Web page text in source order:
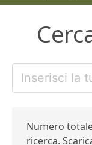
Numero
ricerca.